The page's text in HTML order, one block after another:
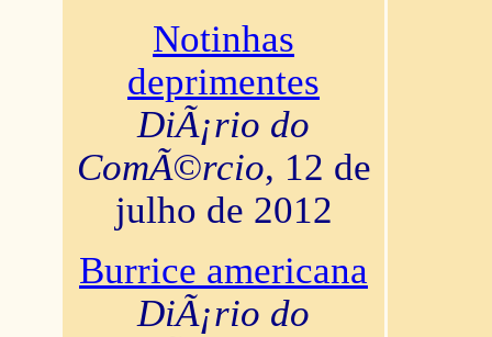
Notinhas
deprimentes
DiÃ¡rio do
ComÃ©rcio, 12 de
julho de 2012
Burrice americana
DiÃ¡rio do